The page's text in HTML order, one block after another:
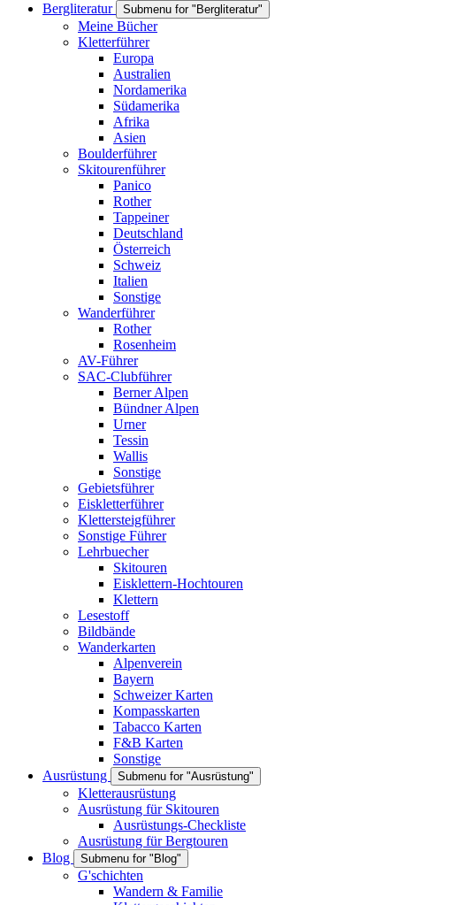
Bergliteratur
Submenu for "Bergliteratur"
Meine Bücher
Kletterführer
Europa
Australien
Nordamerika
Südamerika
Afrika
Asien
Boulderführer
Skitourenführer
Panico
Rother
Tappeiner
Deutschland
Österreich
Schweiz
Italien
Sonstige
Wanderführer
Rother
Rosenheim
AV-Führer
SAC-Clubführer
Berner Alpen
Bündner Alpen
Urner
Tessin
Wallis
Sonstige
Gebietsführer
Eiskletterführer
Klettersteigführer
Sonstige Führer
Lehrbuecher
Skitouren
Eisklettern-Hochtouren
Klettern
Lesestoff
Bildbände
Wanderkarten
Alpenverein
Bayern
Schweizer Karten
Kompasskarten
Tabacco Karten
F&B Karten
Sonstige
Ausrüstung
Submenu for "Ausrüstung"
Kletterausrüstung
Ausrüstung für Skitouren
Ausrüstungs-Checkliste
Ausrüstung für Bergtouren
Blog
Submenu for "Blog"
G'schichten
Wandern & Familie